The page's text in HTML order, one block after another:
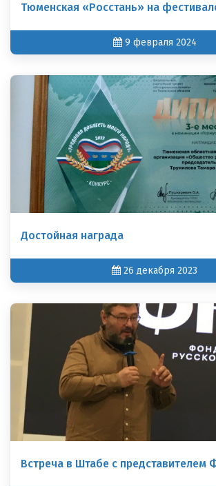
Тюменская «Росстань» на
9 февраля 2024
Достойная награда
26 декабря 2023
Встреча в Штабе с представителем